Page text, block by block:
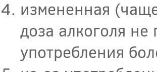
измененная
доза алкоголя
употребления